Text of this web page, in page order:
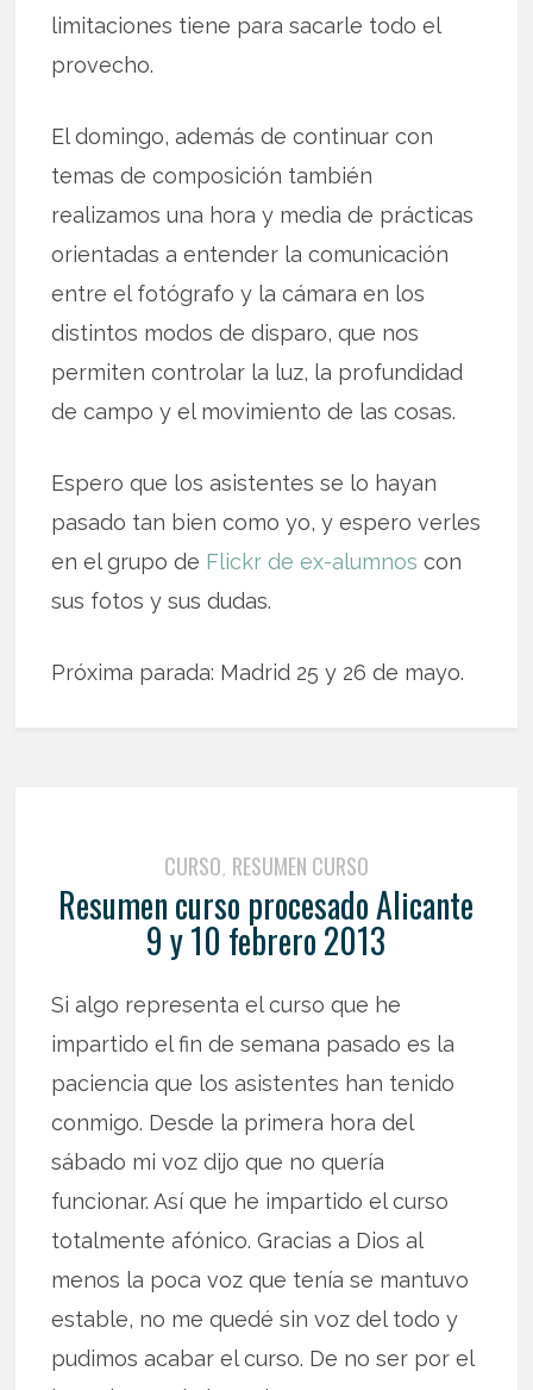
limitaciones tiene para sacarle todo el
provecho.
El domingo, además de continuar con
temas de composición también
realizamos una hora y media de prácticas
orientadas a entender la comunicación
entre el fotógrafo y la cámara en los
distintos modos de disparo, que nos
permiten controlar la luz, la profundidad
de campo y el movimiento de las cosas.
Espero que los asistentes se lo hayan
pasado tan bien como yo, y espero verles
en el grupo de Flickr de ex-alumnos con
sus fotos y sus dudas.
Próxima parada: Madrid 25 y 26 de mayo.
CURSO, RESUMEN CURSO
Resumen curso procesado Alicante
9 y 10 febrero 2013
Si algo representa el curso que he
impartido el fin de semana pasado es la
paciencia que los asistentes han tenido
conmigo. Desde la primera hora del
sábado mi voz dijo que no quería
funcionar. Así que he impartido el curso
totalmente afónico. Gracias a Dios al
menos la poca voz que tenía se mantuvo
estable, no me quedé sin voz del todo y
pudimos acabar el curso. De no ser por el